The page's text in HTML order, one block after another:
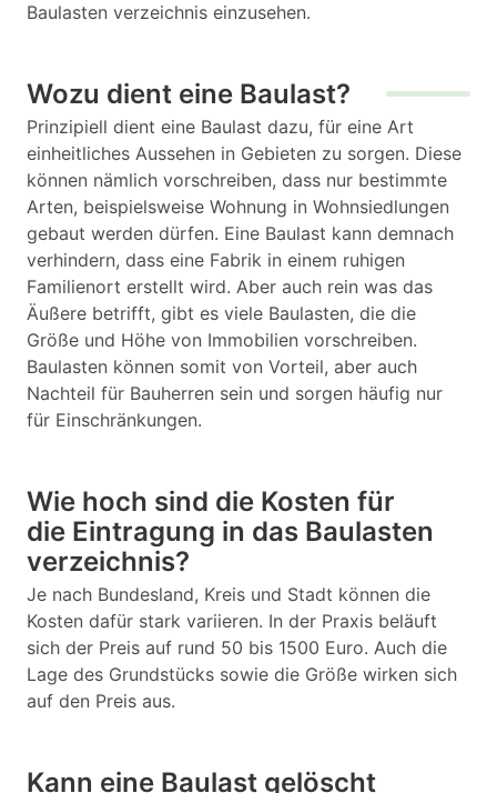
Baulasten verzeichnis einzusehen.
Wozu dient eine Baulast?
Prinzipiell dient eine Baulast dazu, für eine Art
einheitliches Aussehen in Gebieten zu sorgen. Diese
können nämlich vorschreiben, dass nur bestimmte
Arten, beispielsweise Wohnung in Wohnsiedlungen
gebaut werden dürfen. Eine Baulast kann demnach
verhindern, dass eine Fabrik in einem ruhigen
Familienort erstellt wird. Aber auch rein was das
Äußere betrifft, gibt es viele Baulasten, die die
Größe und Höhe von Immobilien vorschreiben.
Baulasten können somit von Vorteil, aber auch
Nachteil für Bauherren sein und sorgen häufig nur
für Einschränkungen.
Wie hoch sind die Kosten für
die Eintragung in das Baulasten
verzeichnis?
Je nach Bundesland, Kreis und Stadt können die
Kosten dafür stark variieren. In der Praxis beläuft
sich der Preis auf rund 50 bis 1500 Euro. Auch die
Lage des Grundstücks sowie die Größe wirken sich
auf den Preis aus.
Kann eine Baulast gelöscht